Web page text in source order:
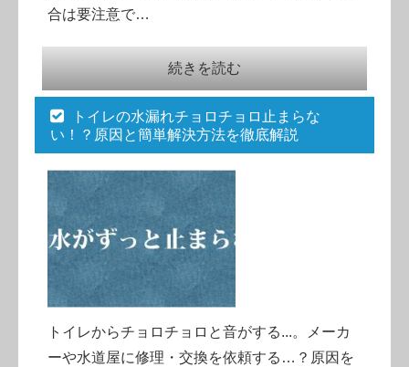
合は要注意で…
続きを読む
トイレの水漏れチョロチョロ止まらな
い！？原因と簡単解決方法を徹底解説
トイレからチョロチョロと音がする...。メーカ
ーや水道屋に修理・交換を依頼する…？原因を